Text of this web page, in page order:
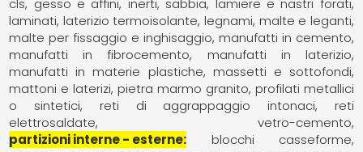
cls gesso e affini inerti, sabbia
lamiere e nastri forati
laminati laterizio termoisolante legnami malte e leganti
malte per fissaggio e inghisaggio manufatti in cemento
manufatti in fibrocemento
manufatti in laterizio
manufatti in materie plastiche
massetti e sottofondi
mattoni e laterizi pietra marmo granito profilati metallici
o sintetici
reti di aggrappaggio intonaci
reti
elettrosaldate
vetro-cemento
partizioni interne - esterne
blocchi casseforme